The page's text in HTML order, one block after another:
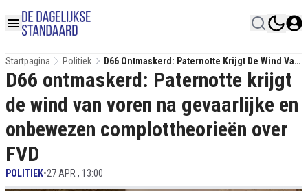
Startpagina Politiek
D66 Ontmaskerd: Paternotte Krijgt De Wind Van
Voren Na Gevaarlijke En Onbewezen
Complottheorieën Over FVD
D66 ontmaskerd: Paternotte krijgt
de wind van voren na gevaarlijke en
onbewezen complottheorieën over
FVD
POLITIEK•27 APR , 13:00